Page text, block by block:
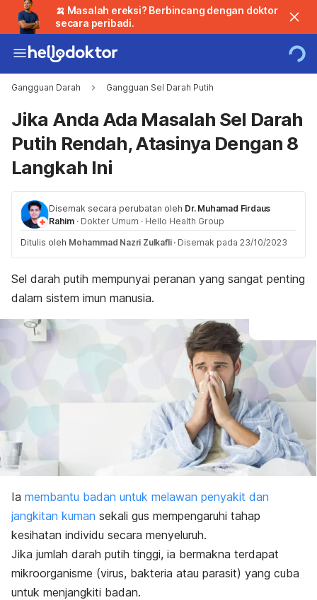
🍌 Masalah ereksi? Berbincang dengan doktor
secara peribadi.
Gangguan Darah Gangguan Sel Darah Putih
Jika Anda Ada Masalah Sel Darah
Putih Rendah, Atasinya Dengan 8
Langkah Ini
Disemak secara perubatan oleh Dr. Muhamad Firdaus
Rahim · Dokter Umum · Hello Health Group
Ditulis oleh Mohammad Nazri Zulkafli · Disemak pada 23/10/2023
Sel darah putih mempunyai peranan yang sangat penting
dalam sistem imun manusia.
Ia membantu badan untuk melawan penyakit dan
jangkitan kuman sekali gus mempengaruhi tahap
kesihatan individu secara menyeluruh.
Jika jumlah darah putih tinggi, ia bermakna terdapat
mikroorganisme (virus, bakteria atau parasit) yang cuba
untuk menjangkiti badan.